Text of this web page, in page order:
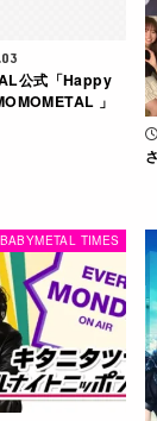
公式「Happy
」
BABYMETAL TIMES